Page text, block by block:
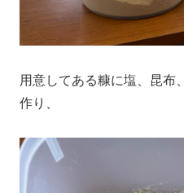
用意してある糠に塩、昆布
作り、